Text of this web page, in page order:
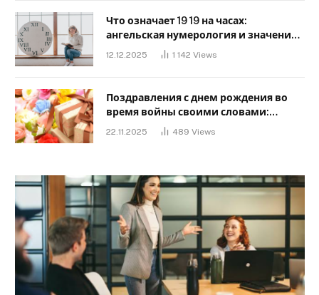
Что означает 19 19 на часах:
ангельская нумерология и значение
12.12.2025 1 142 Views
Поздравления с днем ​​рождения во
время войны своими словами:
Слова, дающие надежду и силу
22.11.2025 489 Views